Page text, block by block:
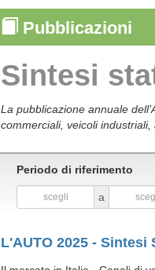
Pubblicazioni
Sintesi
La pubblicazione annuale
commerciali, veicoli industriali,
Periodo di riferimento
a
L'AUTO 2025 - Sintesi